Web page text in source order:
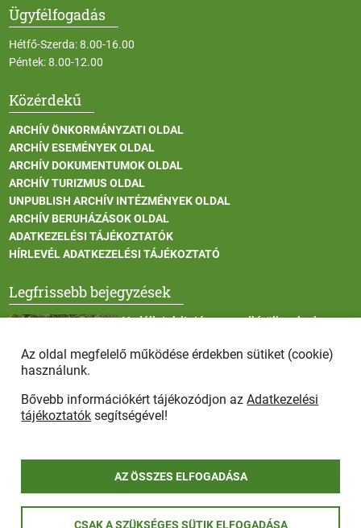
Ügyfélfogadás
Hétfő-Szerda: 8.00-16.00
Péntek: 8.00-12.00
Közérdekű
ARCHÍV ÖNKORMÁNYZATI OLDAL
ARCHÍV ESEMÉNYEK OLDAL
ARCHÍV DOKUMENTUMOK OLDAL
ARCHÍV TURIZMUS OLDAL
UNPUBLISH ARCHÍV INTÉZMÉNYEK OLDAL
ARCHÍV BERUHÁZÁSOK OLDAL
ADATKEZELÉSI TÁJÉKOZTATÓK
HÍRLEVÉL ADATKEZELÉSI TÁJÉKOZTATÓ
Legfrissebb bejegyzések
Vadállatok itatása a rendkívüli melegben
Afrikai sertéspestis - kérések a lakosság felé
Az oldal megfelelő működése érdekben sütiket (cookie)
használunk.
Bővebb információkért tájékozódjon azAdatkezelési
tájékoztatók segítségével!
AZ ÖSSZES ELFOGADÁSA
CSAK A SZÜKSÉGES SÜTIK ELFOGADÁSA